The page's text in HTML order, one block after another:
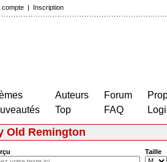
compte | Inscription
Auteurs
Top
Forum
FAQ
Old Remington
Taille